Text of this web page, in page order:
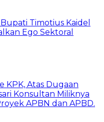
Timotius Kaidel
Ego Sektoral
KPK, Atas Dugaan
Konsultan Miliknya
APBN dan APBD.